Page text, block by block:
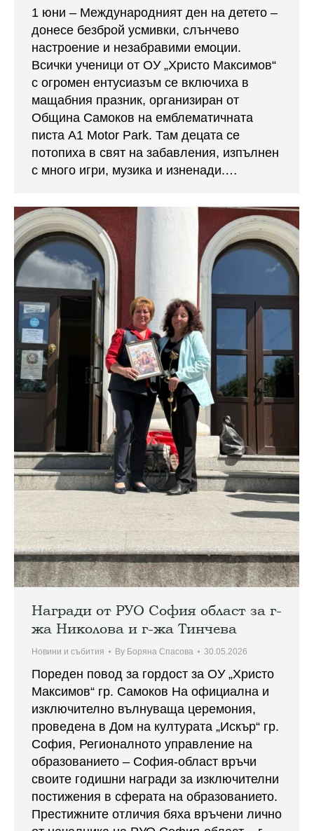
1 юни – Международният ден на детето –
донесе безброй усмивки, слънчево
настроение и незабравими емоции.
Всички ученици от ОУ „Христо Максимов“
с огромен ентусиазъм се включиха в
мащабния празник, организиран от
Община Самоков на емблематичната
писта А1 Motor Park. Там децата се
потопиха в свят на забавления, изпълнен
с много игри, музика и изненади.…
Награди от РУО София област за г-
жа Николова и г-жа Тинчева
Новини и събития By Боряна Спасова 30.05.2026
Пореден повод за гордост за ОУ „Христо
Максимов“ гр. Самоков На официална и
изключително вълнуваща церемония,
проведена в Дом на културата „Искър“ гр.
София, Регионалното управление на
образованието – София-област връчи
своите годишни награди за изключителни
постижения в сферата на образованието.
Престижните отличия бяха връчени лично